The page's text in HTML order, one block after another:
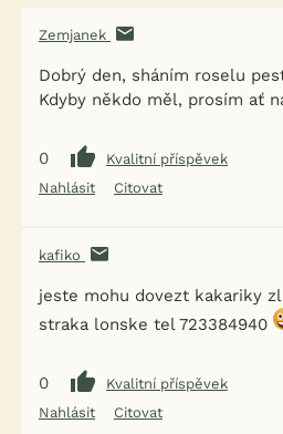
Zemjanek
Dobrý den, sháním roselu
Kdyby někdo měl, prosím ať
0
Kvalitní příspěvek
Nahlásit
Citovat
kafiko
jeste mohu dovezt kakariky
straka lonske tel 723384940
0
Kvalitní příspěvek
Nahlásit
Citovat